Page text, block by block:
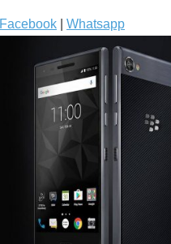
Facebook Whatsapp